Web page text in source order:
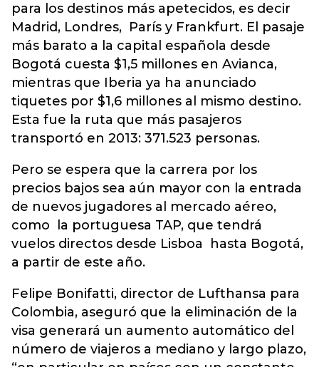
para los destinos más apetecidos, es decir
Madrid, Londres, París y Frankfurt. El pasaje
más barato a la capital española desde
Bogotá cuesta $1,5 millones en Avianca,
mientras que Iberia ya ha anunciado
tiquetes por $1,6 millones al mismo destino.
Esta fue la ruta que más pasajeros
transportó en 2013: 371.523 personas.
Pero se espera que la carrera por los
precios bajos sea aún mayor con la entrada
de nuevos jugadores al mercado aéreo,
como la portuguesa TAP, que tendrá
vuelos directos desde Lisboa hasta Bogotá,
a partir de este año.
Felipe Bonifatti, director de Lufthansa para
Colombia, aseguró que la eliminación de la
visa generará un aumento automático del
número de viajeros a mediano y largo plazo,